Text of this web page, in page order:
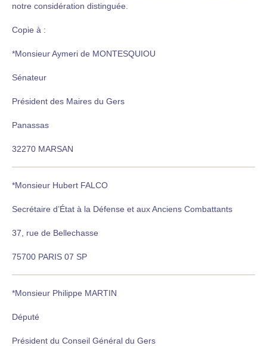
notre considération distinguée.
Copie à :
*Monsieur Aymeri de MONTESQUIOU
Sénateur
Président des Maires du Gers
Panassas
32270 MARSAN
*Monsieur Hubert FALCO
Secrétaire d’État à la Défense et aux Anciens Combattants
37, rue de Bellechasse
75700 PARIS 07 SP
*Monsieur Philippe MARTIN
Député
Président du Conseil Général du Gers